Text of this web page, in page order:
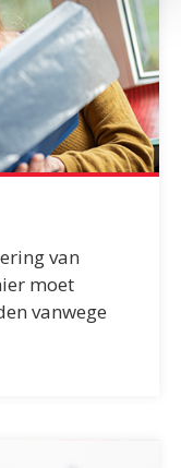
van
moet
vanwege